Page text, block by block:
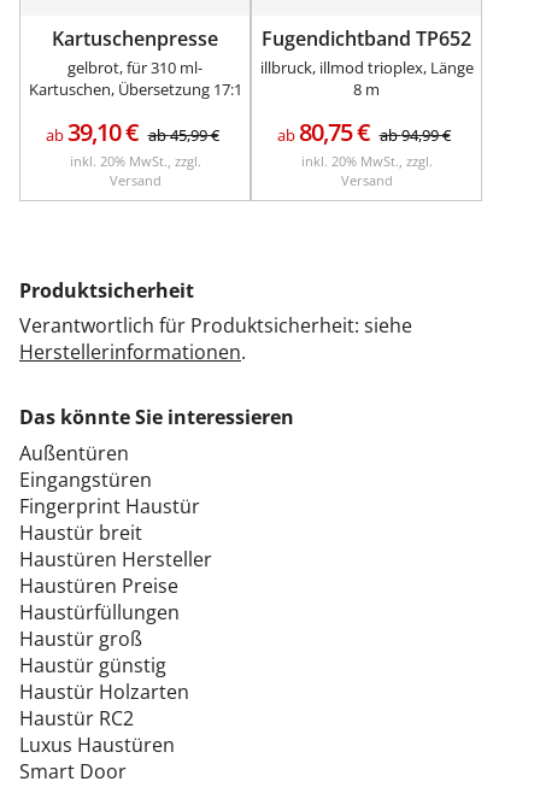
Kartuschenpresse
gelbrot, für 310 ml-
Kartuschen, Übersetzung 17:1
ab39,10€ ab45,99€
inkl. 20% MwSt., zzgl.
Versand
Fugendichtband TP652
illbruck, illmod trioplex, Länge
8 m
ab80,75€ ab94,99€
inkl. 20% MwSt., zzgl.
Versand
Produktsicherheit
Verantwortlich für Produktsicherheit: siehe
Herstellerinformationen.
Das könnte Sie interessieren
Außentüren
Eingangstüren
Fingerprint Haustür
Haustür breit
Haustüren Hersteller
Haustüren Preise
Haustürfüllungen
Haustür groß
Haustür günstig
Haustür Holzarten
Haustür RC2
Luxus Haustüren
Smart Door